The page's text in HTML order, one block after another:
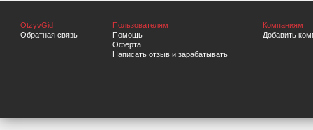
OtzyvGid
Обратная связь
Пользователям
Помощь
Оферта
Написать отзыв и зарабатывать
Компаниям
Добавить